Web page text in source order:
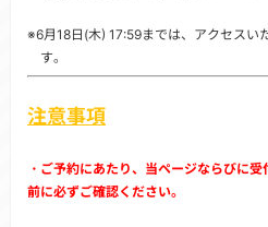
※6月18日(木) 17:59までは、アクセスいただいてもエラー表示となりま
す。
注意事項
・ご予約にあたり、当ページならびに
前に必ずご確認ください。